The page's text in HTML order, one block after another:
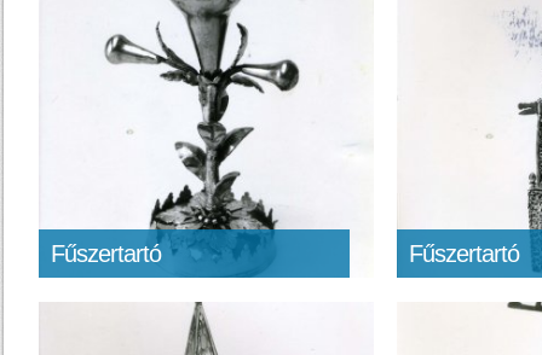
Fűszertartó Fűszertartó